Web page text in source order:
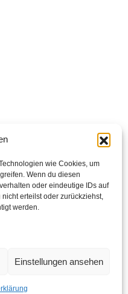
wie Cookies, um
Wenn du diesen
oder eindeutige IDs auf
erteilst oder zurückziehst,
werden.
Einstellungen ansehen